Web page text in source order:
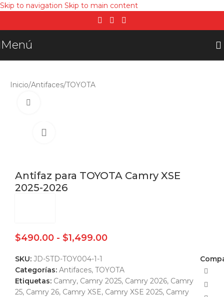
Skip to navigation Skip to main content
Menú
Inicio/Antifaces/TOYOTA
Antifaz para TOYOTA Camry XSE
2025-2026
$490.00 - $1,499.00
SKU: JD-STD-TOY004-1-1
Categorías: Antifaces, TOYOTA
Etiquetas: Camry, Camry 2025, Camry 2026, Camry
25, Camry 26, Camry XSE, Camry XSE 2025, Camry